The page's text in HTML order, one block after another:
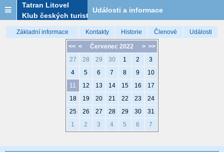
Tatran Litovel
Klub českých turistů
Události a informace
Základní informace Kontakty Historie Členové Události
<< < > >>
Červenec 2022
27
28 29 30 1 2
3
4
5 6 7 8 9
10
11
12 13 14 15 16
17
18
19 20 21 22 23
24
25
26 27 28 29 30
31
1
2 3 4 5 6 7